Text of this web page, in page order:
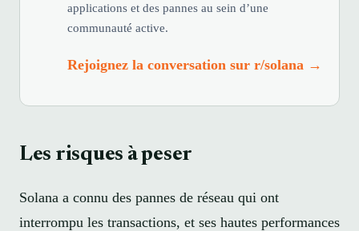
applications et des pannes au sein d’une
communauté active.
Rejoignez la conversation sur r/solana →
Les risques à peser
Solana a connu des pannes de réseau qui ont
interrompu les transactions, et ses hautes performances